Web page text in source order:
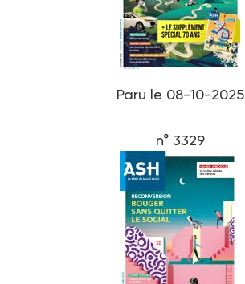
Paru le 08-10-2025
n° 3329